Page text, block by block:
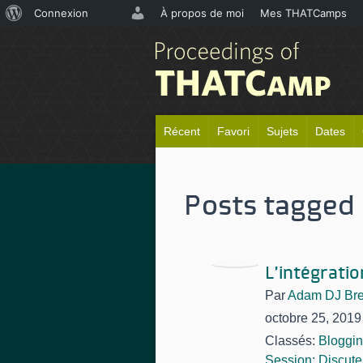
Récent Favori Sujets Dates
Posts
ParAdam DJ
octobre 25, 2019
Classés:
Session:
Connexion À propos de moi Mes THATCamps